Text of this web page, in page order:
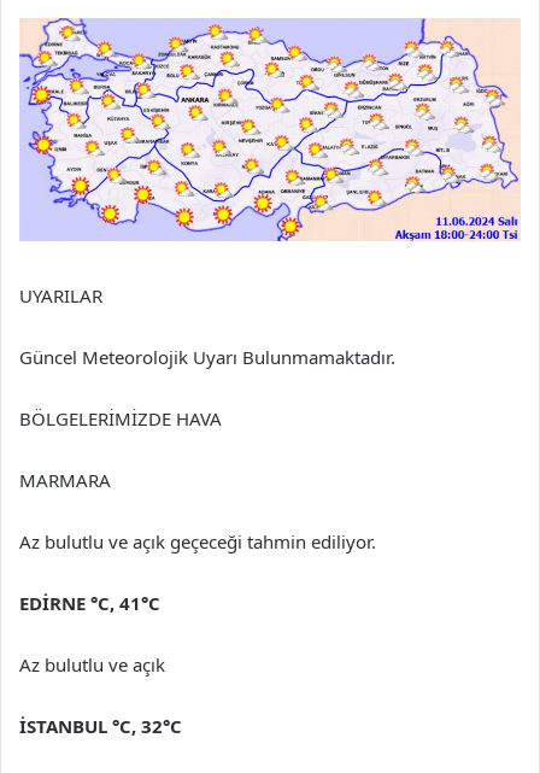
UYARILAR
Güncel Meteorolojik Uyarı Bulunmamaktadır.
BÖLGELERİMİZDE HAVA
MARMARA
Az bulutlu ve açık geçeceği tahmin ediliyor.
EDİRNE °C, 41°C
Az bulutlu ve açık
İSTANBUL °C, 32°C